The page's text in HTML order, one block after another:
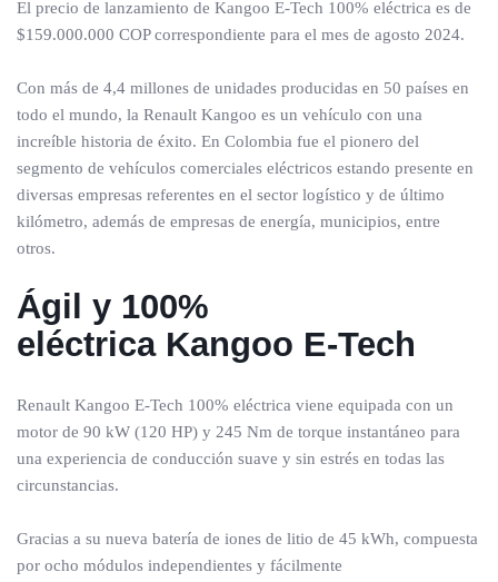
El precio de lanzamiento de Kangoo E-Tech 100% eléctrica es de
$159.000.000 COP correspondiente para el mes de agosto 2024.
Con más de 4,4 millones de unidades producidas en 50 países en
todo el mundo, la Renault Kangoo es un vehículo con una
increíble historia de éxito. En Colombia fue el pionero del
segmento de vehículos comerciales eléctricos estando presente en
diversas empresas referentes en el sector logístico y de último
kilómetro, además de empresas de energía, municipios, entre
otros.
Ágil y 100%
eléctricaKangoo E-Tech
Renault Kangoo E-Tech 100% eléctrica viene equipada con un
motor de 90 kW (120 HP) y 245 Nm de torque instantáneo para
una experiencia de conducción suave y sin estrés en todas las
circunstancias.
Gracias a su nueva batería de iones de litio de 45 kWh, compuesta
por ocho módulos independientes y fácilmente